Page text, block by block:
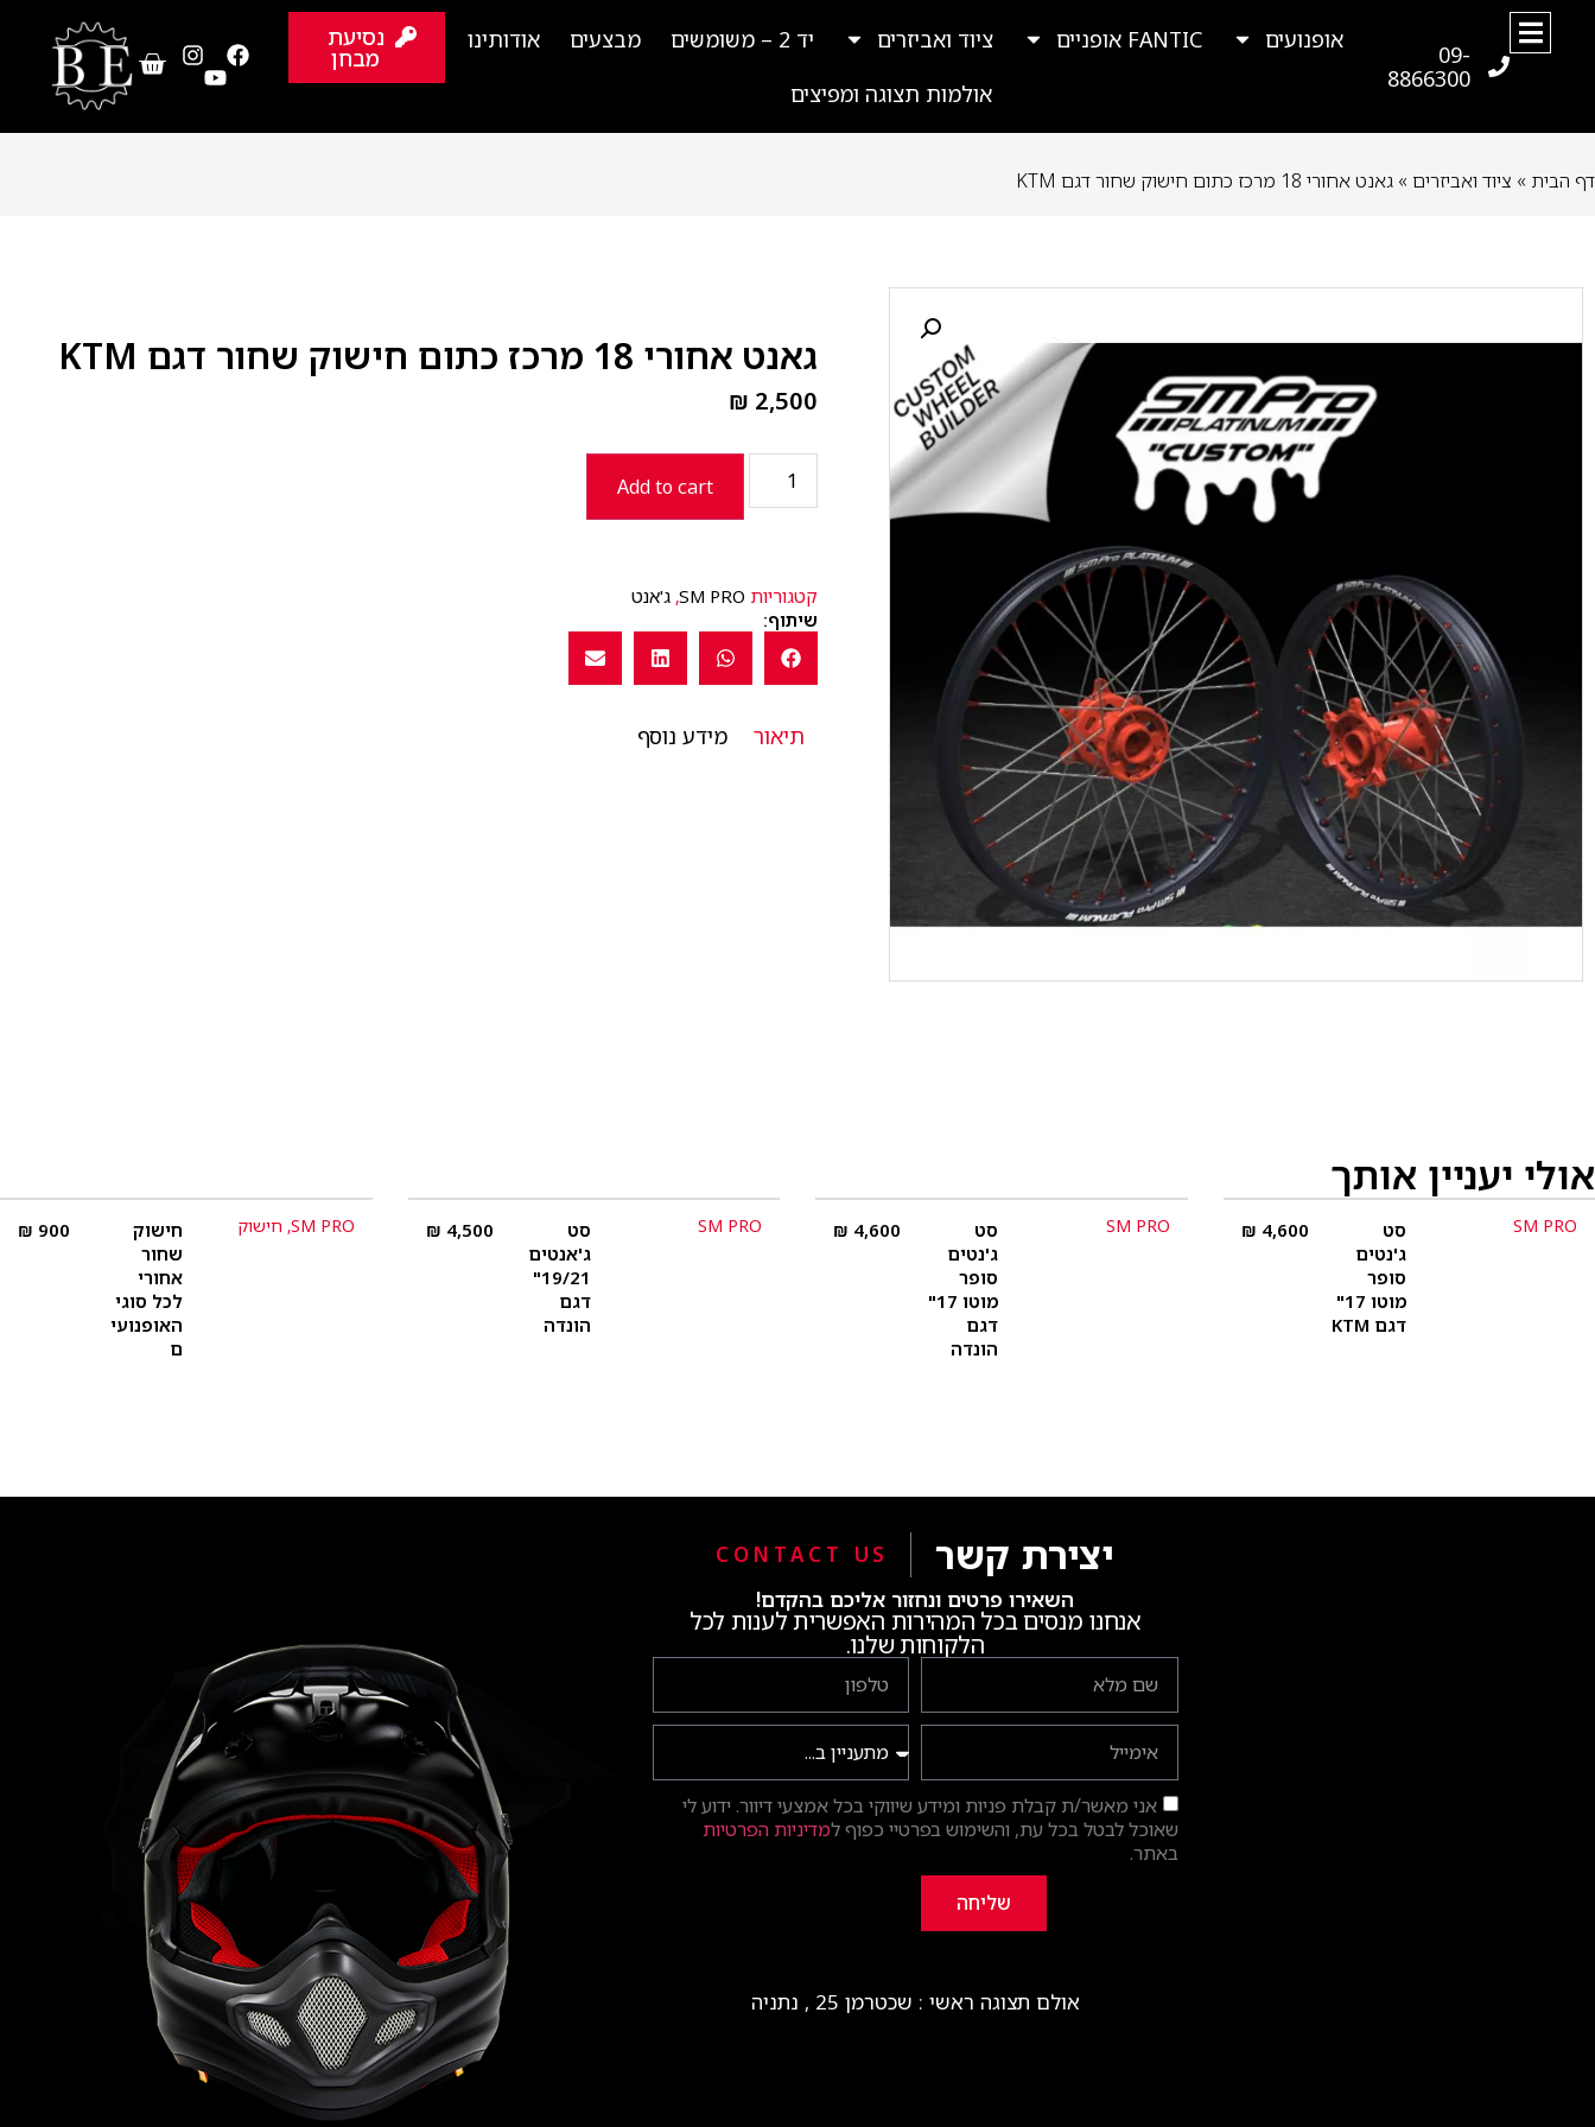
09-
8866300
אופנועים FANTIC אופניים ציוד ואביזרים יד 2 – משומשים מבצעים
אודותינו
אולמות תצוגה ומפיצים
נסיעת
מבחן
דף הבית » ציוד ואביזרים » גאנט אחורי 18 מרכז כתום חישוק שחור דגם KTM
גאנט אחורי 18 מרכז כתום חישוק שחור דגם KTM
₪ 2,500
Add to cart
קטגוריות SM PRO
, ג'אנט
שיתוף:
תיאור מידע נוסף
אולי יעניין אותך
פרטים נוספים
SM PRO
סט
ג'נטים
סופר
מוטו 17"
דגם KTM
₪ 4,600 פרטים נוספים
SM PRO
סט
ג'נטים
סופר
מוטו 17"
דגם
הונדה
₪ 4,600 פרטים נוספים
SM PRO
סט
ג'אנטים
19/21"
דגם
הונדה
₪ 4,500 פרטים נוספים
SM PRO
, חישוק
חישוק
שחור
אחורי
לכל סוגי
האופנועי
ם
₪ 900
יצירת קשר
CONTACT US
השאירו פרטים ונחזור אליכם בהקדם!
אנחנו מנסים בכל המהירות האפשרית לענות לכל
הלקוחות שלנו.
אני מאשר/ת קבלת פניות ומידע שיווקי בכל אמצעי דיוור. ידוע לי
שאוכל לבטל בכל עת, והשימוש בפרטיי כפוף למדיניות הפרטיות
באתר.
שליחה
אולם תצוגה ראשי : שכטרמן 25 , נתניה